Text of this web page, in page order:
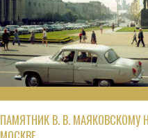
ПАМЯТНИК В. В.